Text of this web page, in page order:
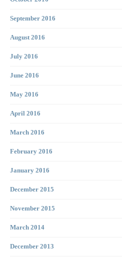
September 2016
August 2016
July 2016
June 2016
May 2016
April 2016
March 2016
February 2016
January 2016
December 2015
November 2015
March 2014
December 2013